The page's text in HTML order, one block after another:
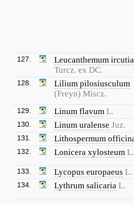
127.
Leucanthemum
Turcz. ex DC.
128.
Lilium pilosiusculum
(Freyn) Miscz.
129. Linum flavum L.
130. Linum uralense Juz.
131. Lithospermum
132. Lonicera xylosteum L.
133. Lycopus europaeus L.
134. Lythrum salicaria L.